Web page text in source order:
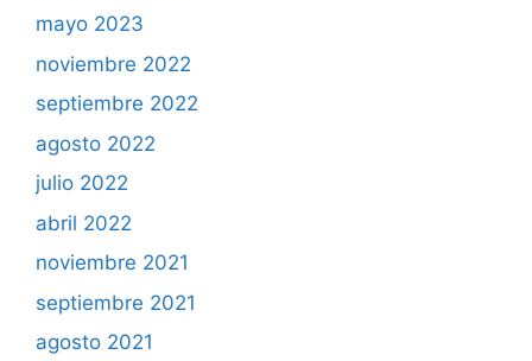
mayo 2023
noviembre 2022
septiembre 2022
agosto 2022
julio 2022
abril 2022
noviembre 2021
septiembre 2021
agosto 2021